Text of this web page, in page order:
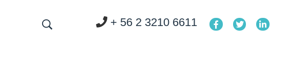
+ 56 2 3210 6611